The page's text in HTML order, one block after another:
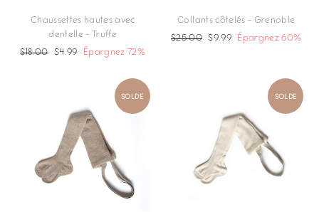
Chaussettes hautes avec
dentelle - Truffe
Prix
$18.00
Prix
$4.99 Épargnez 72%
Collants côtelés - Grenoble
Prix
$25.00
Prix
$9.99 Épargnez 60%
SOLDE SOLDE